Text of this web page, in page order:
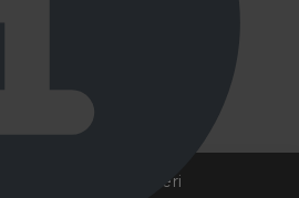
pentru a va oferi